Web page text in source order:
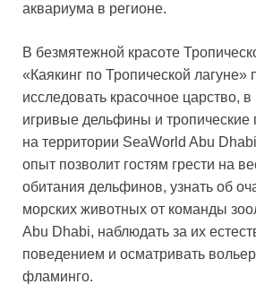
аквариума в регионе.
В безмятежной красоте
«Каякинг по Тропической лагуне»
исследовать красочное царство,
игривые дельфины и
на территории SeaWorld Abu
опыт позволит гостям грести на
обитания дельфинов, узнать об
морских животных от команды
Abu Dhabi, наблюдать за их
поведением и осматривать
фламинго.